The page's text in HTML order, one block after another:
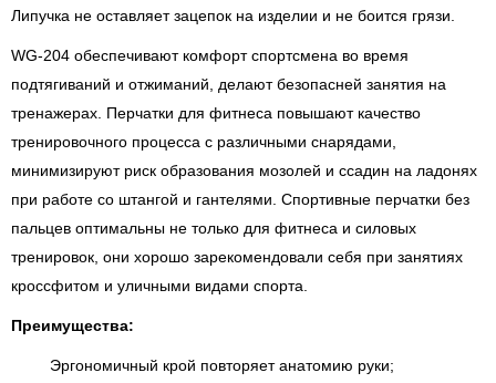
Липучка не оставляет зацепок на изделии и не боится грязи.
WG-204 обеспечивают комфорт спортсмена во время
подтягиваний и отжиманий, делают безопасней занятия на
тренажерах. Перчатки для фитнеса повышают качество
тренировочного процесса с различными снарядами,
минимизируют риск образования мозолей и ссадин на ладонях
при работе со штангой и гантелями. Спортивные перчатки без
пальцев оптимальны не только для фитнеса и силовых
тренировок, они хорошо зарекомендовали себя при занятиях
кроссфитом и уличными видами спорта.
Преимущества:
Эргономичный крой повторяет анатомию руки;